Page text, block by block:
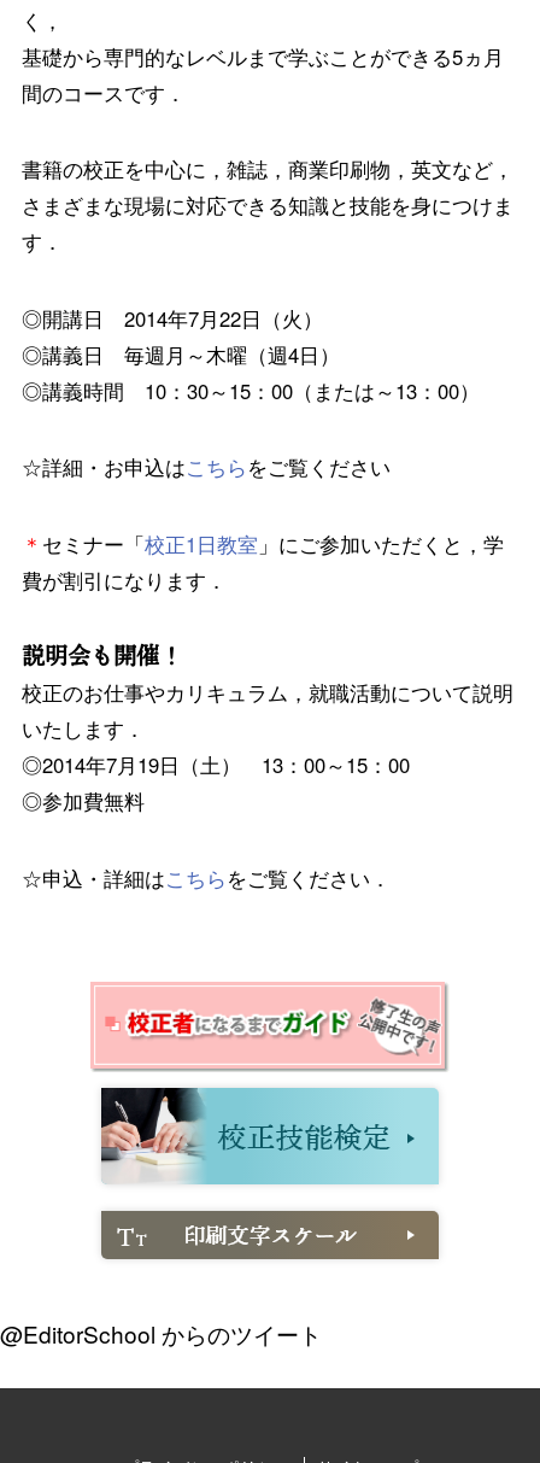
く，
基礎から専門的なレベルまで学ぶことができる5ヵ月
間のコースです．
書籍の校正を中心に，雑誌，商業印刷物，英文など，
さまざまな現場に対応できる知識と技能を身につけま
す．
◎開講日 2014年7月22日（火）
◎講義日 毎週月～木曜（週4日）
◎講義時間 10：30～15：00（または～13：00）
☆詳細・お申込はこちらをご覧ください
＊ セミナー「校正1日教室 」にご参加いただくと，学
費が割引になります．
説明会も開催！
校正のお仕事やカリキュラム，就職活動について説明
いたします．
◎2014年7月19日（土） 13：00～15：00
◎参加費無料
☆申込・詳細はこちらをご覧ください．
@EditorSchool からのツイート